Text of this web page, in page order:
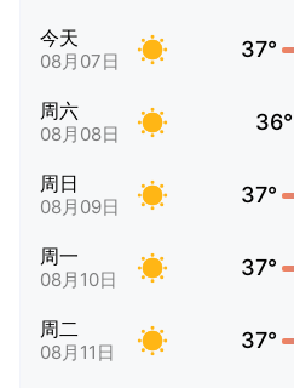
今天
08月07日 37°
周六
08月08日 36°
周日
08月09日 37°
周一
08月10日 37°
周二
08月11日 37°